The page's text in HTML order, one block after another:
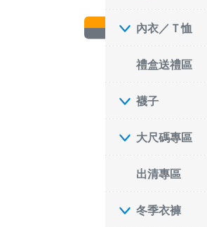
內衣／Ｔ恤
禮盒送禮區
襪子
大尺碼專區
出清專區
冬季衣褲